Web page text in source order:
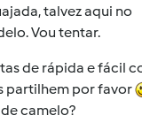
talvez aqui no
Vou tentar.
de rápida e fácil
partilhem por favor
camelo?